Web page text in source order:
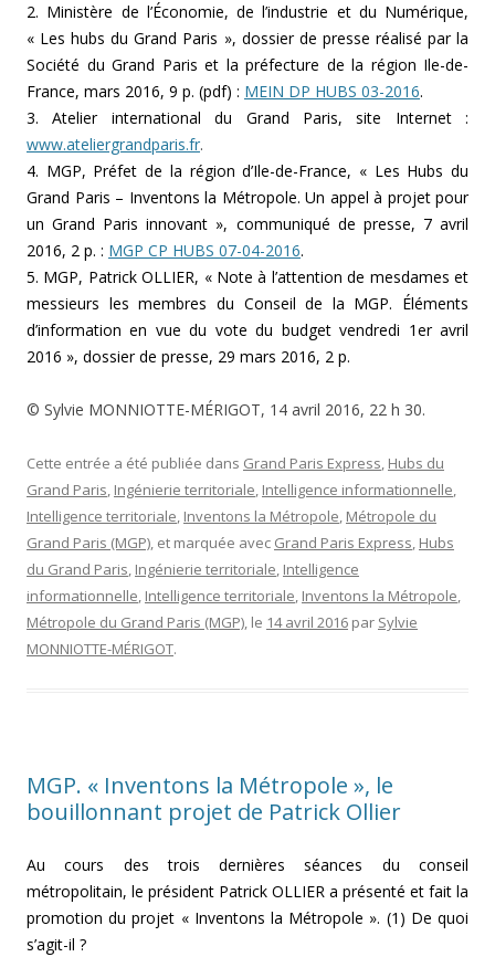
2. Ministère de l’Économie, de l’industrie et du Numérique,
« Les hubs du Grand Paris », dossier de presse réalisé par la
Société du Grand Paris et la préfecture de la région Ile-de-
France, mars 2016, 9 p. (pdf) : MEIN DP HUBS 03-2016.
3. Atelier international du Grand Paris, site Internet :
www.ateliergrandparis.fr.
4. MGP, Préfet de la région d’Ile-de-France, « Les Hubs du
Grand Paris – Inventons la Métropole. Un appel à projet pour
un Grand Paris innovant », communiqué de presse, 7 avril
2016, 2 p. : MGP CP HUBS 07-04-2016.
5. MGP, Patrick OLLIER, « Note à l’attention de mesdames et
messieurs les membres du Conseil de la MGP. Éléments
d’information en vue du vote du budget vendredi 1er avril
2016 », dossier de presse, 29 mars 2016, 2 p.
© Sylvie MONNIOTTE-MÉRIGOT, 14 avril 2016, 22 h 30.
Cette entrée a été publiée dans Grand Paris Express, Hubs du
Grand Paris, Ingénierie territoriale, Intelligence informationnelle,
Intelligence territoriale, Inventons la Métropole, Métropole du
Grand Paris (MGP), et marquée avec Grand Paris Express, Hubs
du Grand Paris, Ingénierie territoriale, Intelligence
informationnelle, Intelligence territoriale, Inventons la Métropole,
Métropole du Grand Paris (MGP), le 14 avril 2016 par Sylvie
MONNIOTTE-MÉRIGOT.
MGP. « Inventons la Métropole », le
bouillonnant projet de Patrick Ollier
Au cours des trois dernières séances du conseil
métropolitain, le président Patrick OLLIER a présenté et fait la
promotion du projet « Inventons la Métropole ». (1) De quoi
s’agit-il ?